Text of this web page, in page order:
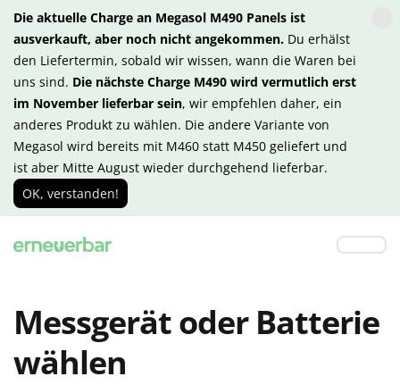
Die aktuelle Charge an Megasol M490 Panels ist
ausverkauft, aber noch nicht angekommen. Du erhälst
den Liefertermin, sobald wir wissen, wann die Waren bei
uns sind. Die nächste Charge M490 wird vermutlich erst
im November lieferbar sein, wir empfehlen daher, ein
anderes Produkt zu wählen. Die andere Variante von
Megasol wird bereits mit M460 statt M450 geliefert und
ist aber Mitte August wieder durchgehend lieferbar.
OK, verstanden!
Messgerät oder Batterie
wählen